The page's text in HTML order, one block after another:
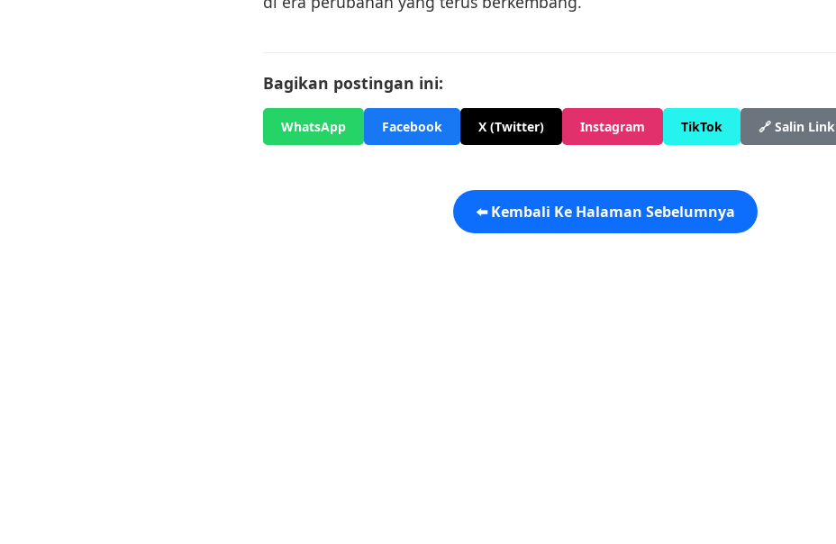
Bagikan postingan ini:
WhatsApp Facebook X (Twitter) Instagram TikTok 🔗 Salin Link
⬅️ Kembali Ke Halaman Sebelumnya